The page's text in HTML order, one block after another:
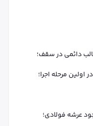
دائمی در سقف؛
مرحله اجرا؛
عرشه فولادی؛